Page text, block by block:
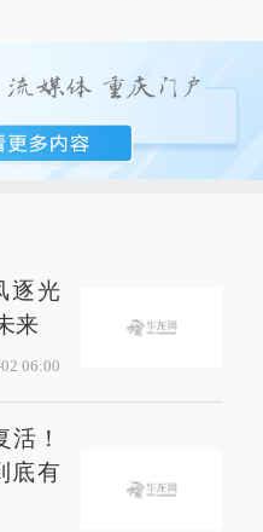
逐光
来
06:00
！
底有